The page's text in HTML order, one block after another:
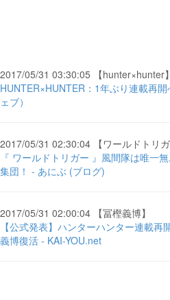
2017/05/31 03:30:05 【hunter×hunter】
HUNTER×HUNTER：1年ぶり連載再
ェブ）
2017/05/31 02:30:04 【ワールドトリガ
『 ワールドトリガー 』風間隊は唯一
集団！ - あにぶ (ブログ)
2017/05/31 02:00:04 【冨樫義博】
【公式発表】ハンターハンター連載
義博復活 - KAI-YOU.net